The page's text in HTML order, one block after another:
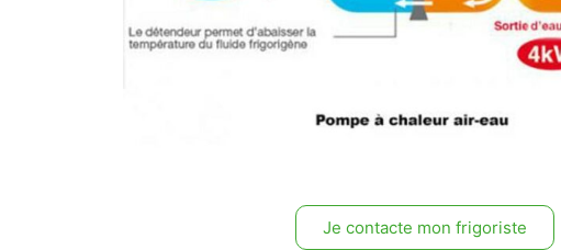
Je contacte mon frigoriste